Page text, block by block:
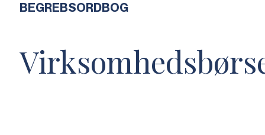
BEGREBSORDBOG